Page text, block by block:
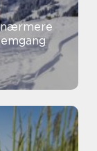
nærmere